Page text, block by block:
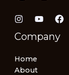
Company
Home
About